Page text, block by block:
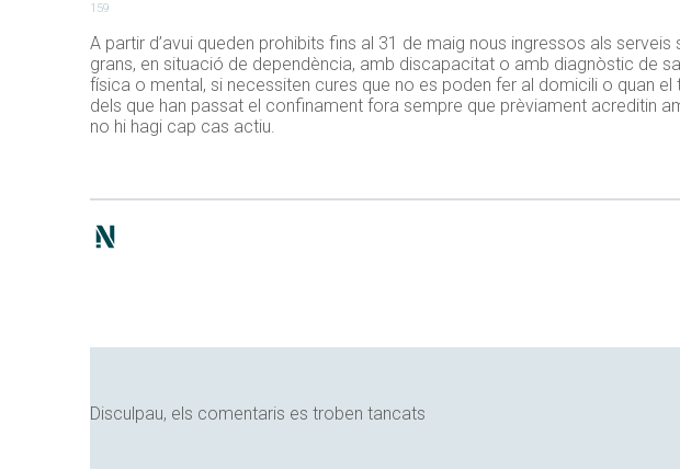
159
A partir d’avui queden prohibits fins al 31 de maig nous ingressos als
grans, en situació de dependència, amb discapacitat o amb diagnòstic de
física o mental, si necessiten cures que no es poden fer al domicili o quan
dels que han passat el confinament fora sempre que prèviament acreditin
no hi hagi cap cas actiu.
Disculpau, els comentaris es troben tancats